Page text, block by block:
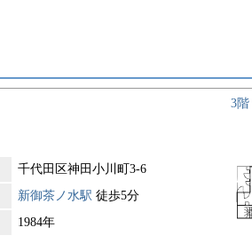
3階
千代田区神田小川町3-6
新御茶ノ水駅 徒歩5分
1984年